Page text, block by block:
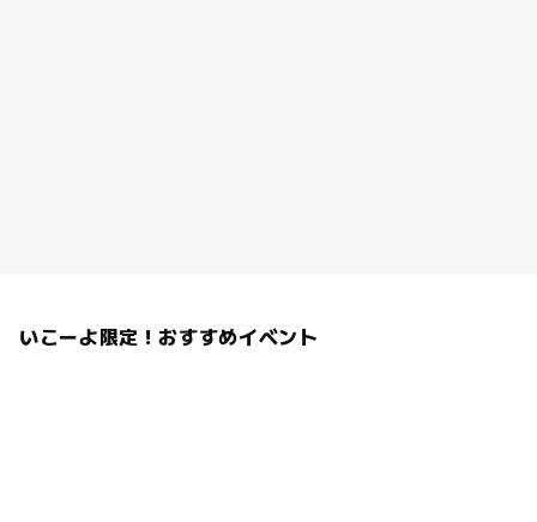
いこーよ限定！おすすめイベント